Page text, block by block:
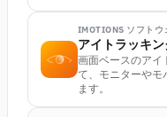
IMOTIONS ソフトウ
アイトラッキン
画面ベースのアイ
て、モニターやモ
ます。